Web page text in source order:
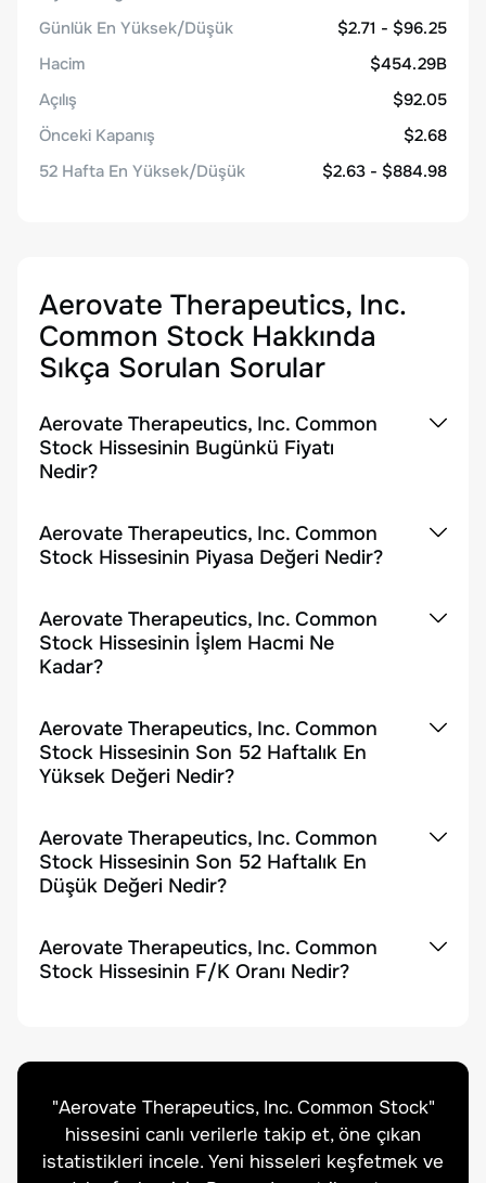
Günlük En Yüksek/Düşük
$2.71 - $96.25
Hacim
$454.29B
Açılış
$92.05
Önceki Kapanış
$2.68
52 Hafta En Yüksek/Düşük
$2.63 - $884.98
Aerovate Therapeutics, Inc.
Common Stock Hakkında
Sıkça Sorulan Sorular
Aerovate Therapeutics, Inc. Common
Stock Hissesinin Bugünkü Fiyatı
Nedir?
Aerovate Therapeutics, Inc. Common
Stock Hissesinin Piyasa Değeri Nedir?
Aerovate Therapeutics, Inc. Common
Stock Hissesinin İşlem Hacmi Ne
Kadar?
Aerovate Therapeutics, Inc. Common
Stock Hissesinin Son 52 Haftalık En
Yüksek Değeri Nedir?
Aerovate Therapeutics, Inc. Common
Stock Hissesinin Son 52 Haftalık En
Düşük Değeri Nedir?
Aerovate Therapeutics, Inc. Common
Stock Hissesinin F/K Oranı Nedir?
"Aerovate Therapeutics, Inc. Common Stock"
hissesini canlı verilerle takip et, öne çıkan
istatistikleri incele. Yeni hisseleri keşfetmek ve